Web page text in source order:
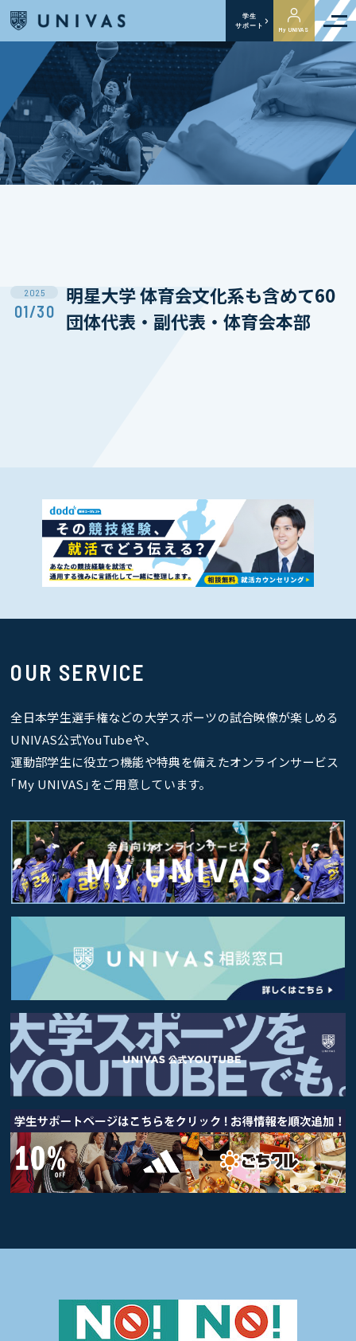
学生
サポート
My UNIVAS
2025
01/30
明星大学 体育会文化系も含めて60
団体代表・副代表・体育会本部
OUR SERVICE
全日本学生選手権などの大学スポーツの試合映像が楽しめる
UNIVAS公式YouTubeや、
運動部学生に役立つ機能や特典を備えたオンラインサービス
｢My UNIVAS｣をご用意しています。